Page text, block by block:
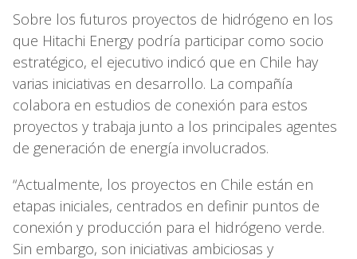
Sobre los futuros proyectos de hidrógeno en los
que Hitachi Energy podría participar como socio
estratégico, el ejecutivo indicó que en Chile hay
varias iniciativas en desarrollo. La compañía
colabora en estudios de conexión para estos
proyectos y trabaja junto a los principales agentes
de generación de energía involucrados.
“Actualmente, los proyectos en Chile están en
etapas iniciales, centrados en definir puntos de
conexión y producción para el hidrógeno verde.
Sin embargo, son iniciativas ambiciosas y